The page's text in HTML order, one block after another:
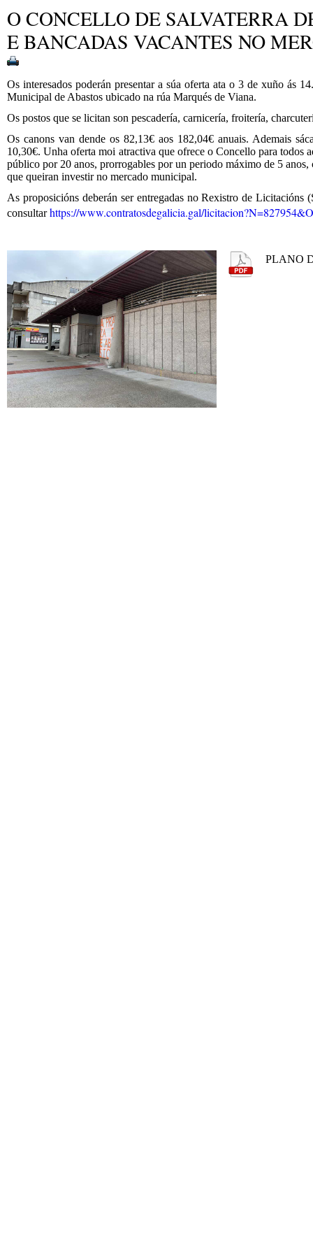
O CONCELLO DE SALVATERRA
E BANCADAS VACANTES NO
Os interesados poderán presentar a súa oferta ata o 3 de xuño ás
Municipal de Abastos ubicado na rúa Marqués de Viana.
Os postos que se licitan son pescadería, carnicería, froitería,
Os canons van dende os 82,13€ aos 182,04€ anuais. Ademais
10,30€. Unha oferta moi atractiva que ofrece o Concello para todos
público por 20 anos, prorrogables por un periodo máximo de 5
que queiran investir no mercado municipal.
As proposicións deberán ser entregadas no Rexistro de
consultarhttps://www.contratosdegalicia.gal/
PLANO